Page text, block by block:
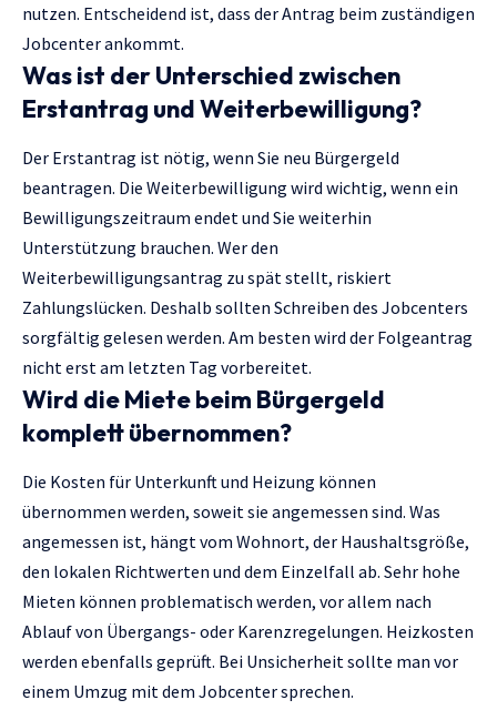
nutzen. Entscheidend ist, dass der Antrag beim zuständigen
Jobcenter ankommt.
Was ist der Unterschied zwischen
Erstantrag und Weiterbewilligung?
Der Erstantrag ist nötig, wenn Sie neu Bürgergeld
beantragen. Die Weiterbewilligung wird wichtig, wenn ein
Bewilligungszeitraum endet und Sie weiterhin
Unterstützung brauchen. Wer den
Weiterbewilligungsantrag zu spät stellt, riskiert
Zahlungslücken. Deshalb sollten Schreiben des Jobcenters
sorgfältig gelesen werden. Am besten wird der Folgeantrag
nicht erst am letzten Tag vorbereitet.
Wird die Miete beim Bürgergeld
komplett übernommen?
Die Kosten für Unterkunft und Heizung können
übernommen werden, soweit sie angemessen sind. Was
angemessen ist, hängt vom Wohnort, der Haushaltsgröße,
den lokalen Richtwerten und dem Einzelfall ab. Sehr hohe
Mieten können problematisch werden, vor allem nach
Ablauf von Übergangs- oder Karenzregelungen. Heizkosten
werden ebenfalls geprüft. Bei Unsicherheit sollte man vor
einem Umzug mit dem Jobcenter sprechen.